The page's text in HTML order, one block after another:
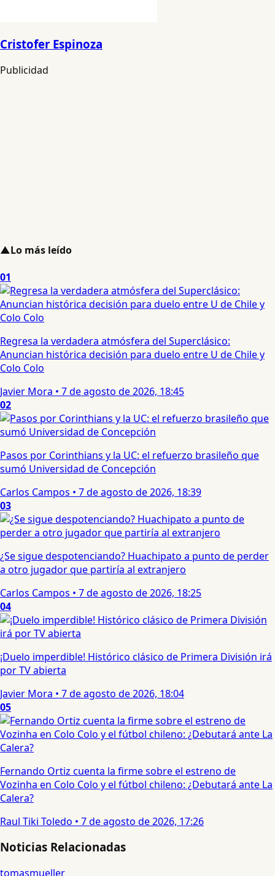
Cristofer Espinoza
Publicidad
▲Lo más leído
01
Regresa la verdadera atmósfera del Superclásico:
Anuncian histórica decisión para duelo entre U de Chile y
Colo Colo
Javier Mora • 7 de agosto de 2026, 18:45
02
Pasos por Corinthians y la UC: el refuerzo brasileño que
sumó Universidad de Concepción
Carlos Campos • 7 de agosto de 2026, 18:39
03
¿Se sigue despotenciando? Huachipato a punto de perder
a otro jugador que partiría al extranjero
Carlos Campos • 7 de agosto de 2026, 18:25
04
¡Duelo imperdible! Histórico clásico de Primera División irá
por TV abierta
Javier Mora • 7 de agosto de 2026, 18:04
05
Fernando Ortiz cuenta la firme sobre el estreno de
Vozinha en Colo Colo y el fútbol chileno: ¿Debutará ante La
Calera?
Raul Tiki Toledo • 7 de agosto de 2026, 17:26
Noticias Relacionadas
tomasmueller